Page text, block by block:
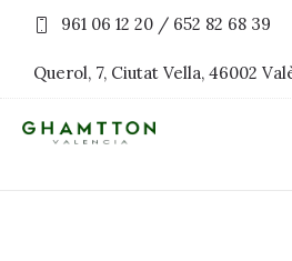
961 06 12 20 / 652 82 68 39
Querol, 7, Ciutat Vella, 46002